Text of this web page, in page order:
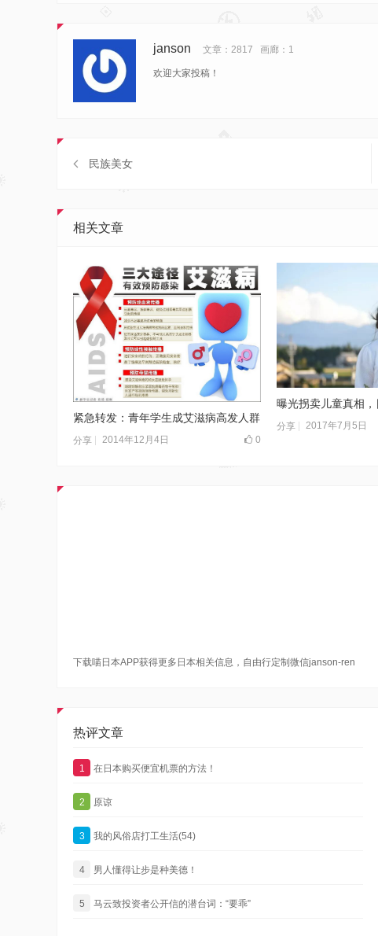
janson 文章：2817 画廊：1
欢迎大家投稿！
民族美女
相关文章
紧急转发：青年学生成艾滋病高发人群
分享 2014年12月4日 0
分享 2017年7月5日
下载喵日本APP获得更多日本相关信息，自由行定制微信janson-ren
热评文章
1 在日本购买便宜机票的方法！
2 原谅
3 我的风俗店打工生活(54)
4 男人懂得让步是种美德！
5 马云致投资者公开信的潜台词：“要乖”